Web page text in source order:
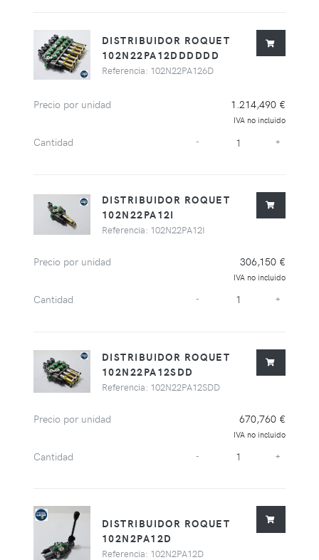
DISTRIBUIDOR ROQUET
102N22PA12DDDDDD
Referencia: 102N22PA126D
Precio por unidad 1.214,490 €
IVA no incluido
Cantidad - +
DISTRIBUIDOR ROQUET
102N22PA12I
Referencia: 102N22PA12I
Precio por unidad 306,150 €
IVA no incluido
Cantidad - +
DISTRIBUIDOR ROQUET
102N22PA12SDD
Referencia: 102N22PA12SDD
Precio por unidad 670,760 €
IVA no incluido
Cantidad - +
DISTRIBUIDOR ROQUET
102N2PA12D
Referencia: 102N2PA12D